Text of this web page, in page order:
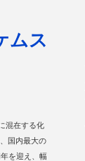
ムス
混在する化
国内最大の
を迎え、幅